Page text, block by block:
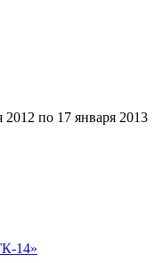
по 17 января 2013
14»